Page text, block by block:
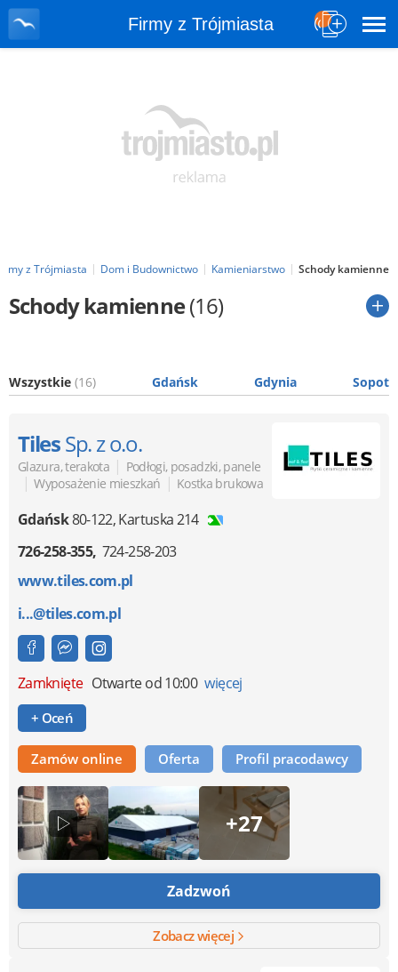
Firmy z Trójmiasta
z Trójmiasta Dom i Budownictwo Kamieniarstwo Schody kamienne
Schody kamienne(16)
Wszystkie (16) Gdańsk Gdynia Sopot
TilesSp. z o.o.
Glazura, terakota | Podłogi, posadzki, panele
| Wyposażenie mieszkań | Kostka brukowa
Gdańsk80-122,Kartuska 214
726-258-355 724-258-203
www.tiles.com.pl
i...@tiles.com.pl
Zamknięte Otwarte od 10:00 więcej
+ Oceń
Zamów online Oferta Profil pracodawcy
+27
Zadzwoń
Zobacz więcej